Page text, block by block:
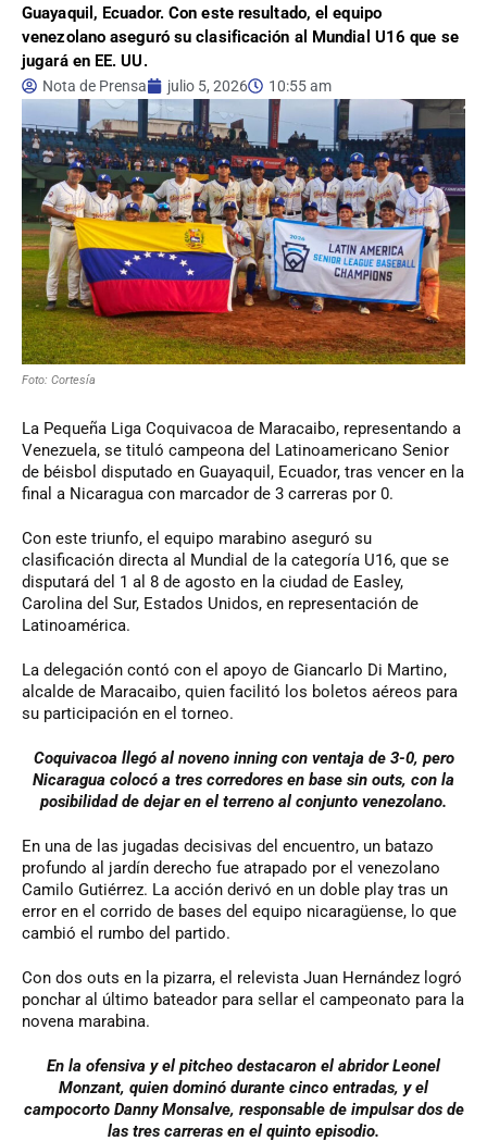
Guayaquil, Ecuador. Con este resultado, el equipo
venezolano aseguró su clasificación al Mundial U16 que se
jugará en EE. UU.
Nota de Prensa julio 5, 2026 10:55 am
Foto: Cortesía
La Pequeña Liga Coquivacoa de Maracaibo, representando a
Venezuela, se tituló campeona del Latinoamericano Senior
de béisbol disputado en Guayaquil, Ecuador, tras vencer en la
final a Nicaragua con marcador de 3 carreras por 0.
Con este triunfo, el equipo marabino aseguró su
clasificación directa al Mundial de la categoría U16, que se
disputará del 1 al 8 de agosto en la ciudad de Easley,
Carolina del Sur, Estados Unidos, en representación de
Latinoamérica.
La delegación contó con el apoyo de Giancarlo Di Martino,
alcalde de Maracaibo, quien facilitó los boletos aéreos para
su participación en el torneo.
Coquivacoa llegó al noveno inning con ventaja de 3-0, pero
Nicaragua colocó a tres corredores en base sin outs, con la
posibilidad de dejar en el terreno al conjunto venezolano.
En una de las jugadas decisivas del encuentro, un batazo
profundo al jardín derecho fue atrapado por el venezolano
Camilo Gutiérrez. La acción derivó en un doble play tras un
error en el corrido de bases del equipo nicaragüense, lo que
cambió el rumbo del partido.
Con dos outs en la pizarra, el relevista Juan Hernández logró
ponchar al último bateador para sellar el campeonato para la
novena marabina.
En la ofensiva y el pitcheo destacaron el abridor Leonel
Monzant, quien dominó durante cinco entradas, y el
campocorto Danny Monsalve, responsable de impulsar dos de
las tres carreras en el quinto episodio.